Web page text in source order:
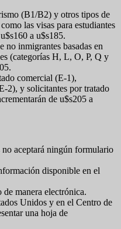
(B1/B2) y otros tipos de
las visas para estudiantes
a u$s185.
no inmigrantes basadas en
(categorías H, L, O, P, Q y
comercial (E-1),
2), y solicitantes por tratado
de u$s205 a
aceptará ningún formulario
disponible en el
de manera electrónica.
Unidos y en el Centro de
una hoja de